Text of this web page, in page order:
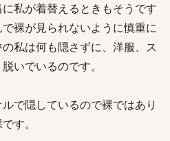
私が着替えるときもそうです
裸が見られないように慎重に
私は何も隠さずに、洋服、ス
いでいるのです。
で隠しているので裸ではあり
す。